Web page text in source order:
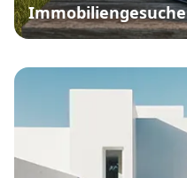
Immobiliengesuche